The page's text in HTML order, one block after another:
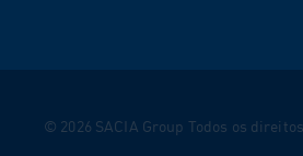
© 2026 SACIA Group Todos os